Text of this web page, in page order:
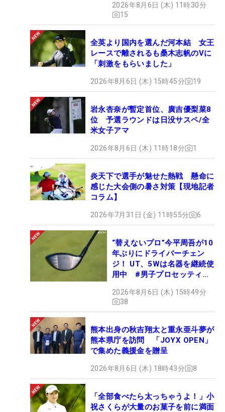
2026年8月6日 (木) 11時30分
15
全英より国内を選んだ河本結 女王
レースで離されるも桑木志帆のVに
「刺激をもらいました」
2026年8月6日 (木) 15時45分 19
岩永杏奈が暫定首位、廣吉優梨菜8
位 予選ラウンドは日没サスペ/全
米女子アマ
2026年8月6日 (木) 11時18分 1
炎天下で選手が魅せた熱戦 懸命に
感じた大会側の暑さ対策【現地記者
コラム】
2026年7月31日 (金) 11時55分 6
“替えないプロ”今平周吾が10
年ぶりにドライバーチェン
ジ！ UT、5Wは名器を継続使
用中 #男子プロセッティン
2026年8月6日 (木) 15時49分
38
熊本出身の秋吉翔太と重永亜斗夢が
熊本県庁を訪問 「JOYX OPEN」
で集めた義援金を贈呈
2026年8月6日 (木) 18時43分 8
「全部食べたら太っちゃうよ！」小
祝さくらが大量のお菓子を前に満面